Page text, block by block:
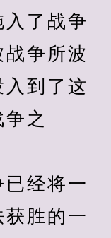
了战争
争所波
到了这
之
经将一
胜的一